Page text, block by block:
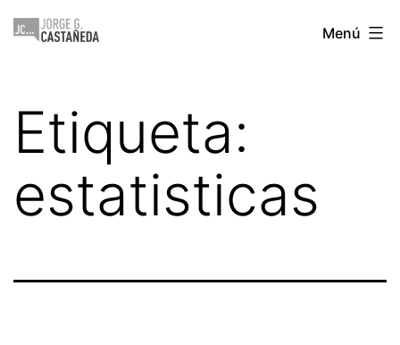
Saltar
Jorge
Menú
Etiqueta:
estatisticas